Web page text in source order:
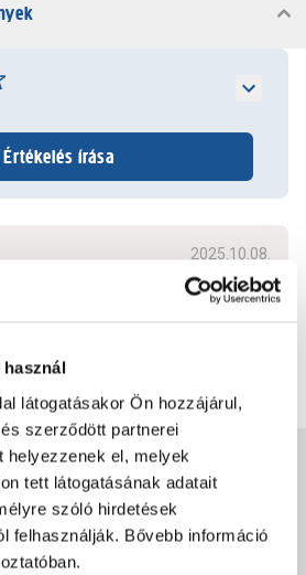
látogatásakor Ön hozzájárul,
szerződött partnerei
helyezzenek el, melyek
tett látogatásának adatait
szóló hirdetések
felhasználják. Bővebb információ
Értékelés írása
2025.10.08.
információk